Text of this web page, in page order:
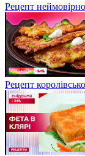
Рецепт
Рецепт